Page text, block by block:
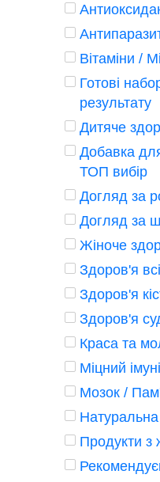
Вітаміни /
Готові
результату
Дитяче
Добавка
ТОП вибір
Догляд за
Догляд за
Жіноче
Здоров'я
Здоров'я
Здоров'я
Краса та
Міцний
Мозок /
Продукти з